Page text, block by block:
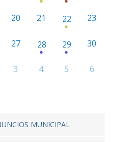
20 21 22 23
27 28 29 30
3 4 5 6
MUNICIPAL